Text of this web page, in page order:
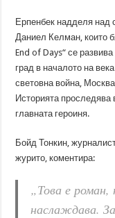
Ерпенбек надделя над
Даниел Келман, които
End of Days“ се
град в началото на
световна война,
Историята
главната героиня.
Бойд Тонкин,
журито, коментира:
„Това е роман,
наслаждава.